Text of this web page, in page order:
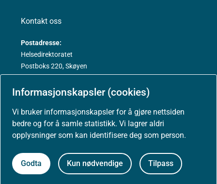
Informasjonskapsler (cookies)
Vi bruker informasjonskapsler for å gjøre nettsiden
bedre og for å samle statistikk. Vi lagrer aldri
opplysninger som kan identifisere deg som person.
Godta Kun nødvendige Tilpass
Kontakt oss
Postadresse:
Helsedirektoratet
Postboks 220, Skøyen
Aktuelt
Nyheter